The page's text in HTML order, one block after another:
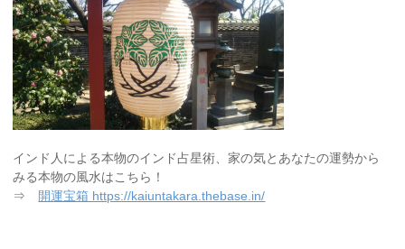
インド人による本物のインド占星術、家の気とあなたの運勢から
みる本物の風水はこちら！
⇒ 開運宝箱 https://kaiuntakara.thebase.in/